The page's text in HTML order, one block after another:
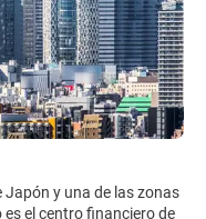
Japón y una de las zonas
el centro financiero de